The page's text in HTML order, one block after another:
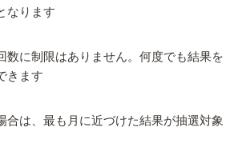
なります
に制限はありません。何度でも結果を
きます
は、最も月に近づけた結果が抽選対象